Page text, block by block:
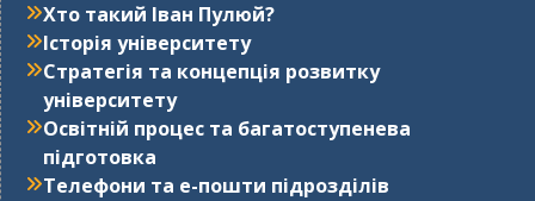
Хто такий Іван Пулюй?
Історія університету
Стратегія та концепція розвитку
університету
Освітній процес та багатоступенева
підготовка
Телефони та е-пошти підрозділів